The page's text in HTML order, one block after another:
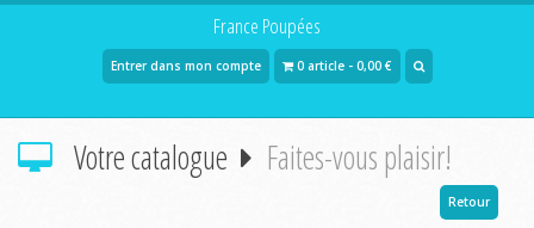
France Poupées
Entrer dans mon compte 0 article - 0,00 €
Votre catalogue Faites-vous plaisir!
Retour